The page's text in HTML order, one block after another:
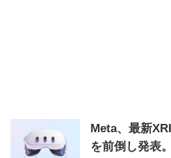
Meta、最新
を前倒し発表